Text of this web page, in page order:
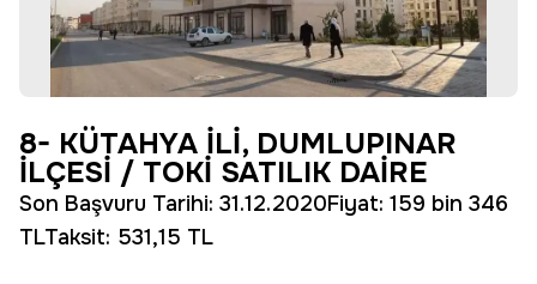
8- KÜTAHYA İLİ, DUMLUPINAR
İLÇESİ / TOKİ SATILIK DAİRE
Son Başvuru Tarihi: 31.12.2020Fiyat: 159 bin 346
TLTaksit: 531,15 TL